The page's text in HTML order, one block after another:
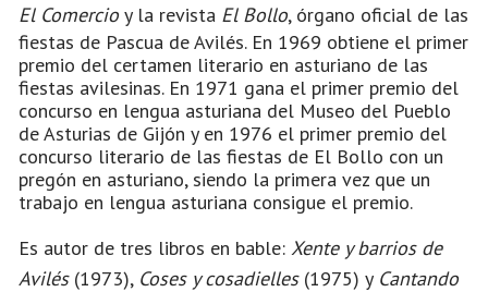
El Comercioy la revista El Bollo, órgano oficial de las
fiestas de Pascua de Avilés. En 1969 obtiene el primer
premio del certamen literario en asturiano de las
fiestas avilesinas. En 1971 gana el primer premio del
concurso en lengua asturiana del Museo del Pueblo
de Asturias de Gijón y en 1976 el primer premio del
concurso literario de las fiestas de El Bollo con un
pregón en asturiano, siendo la primera vez que un
trabajo en lengua asturiana consigue el premio.
Es autor de tres libros en bable: Xente y barrios de
Avilés(1973), Coses y cosadielles(1975) y Cantando